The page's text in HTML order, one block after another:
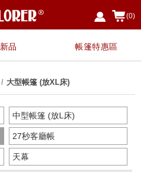
(0)
新品 帳篷特惠區
大型帳篷 (放XL床)
中型帳篷 (放L床)
27秒客廳帳
天幕